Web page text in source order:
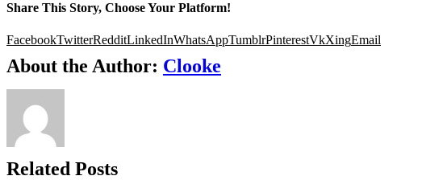
Share This Story, Choose Your Platform!
FacebookTwitterRedditLinkedInWhatsAppTumblrPinterestVkXingEmail
About the Author: Clooke
Related Posts